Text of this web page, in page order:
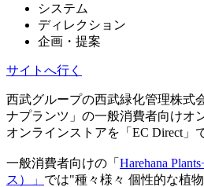
システム
ディレクション
企画・提案
サイトへ行く
西武グループの西武緑化管理株式
ナプランツ」の一般消費者向けオ
オンラインストアを「EC Direct」
一般消費者向けの「 Harehana
ス）
」 では"種々様々 個性的な植